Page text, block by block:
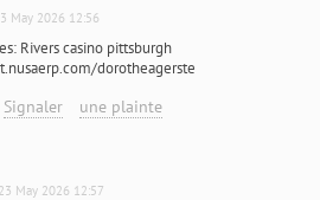
May 2026 12:56
Rivers casino pittsburgh
dorotheagerste
Signaler une plainte
23 May 2026 12:57